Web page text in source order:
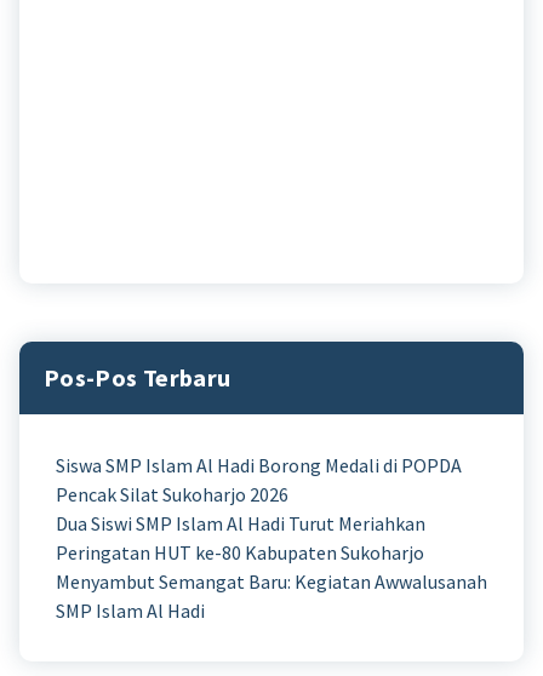
Pos-Pos Terbaru
Siswa SMP Islam Al Hadi Borong Medali di POPDA
Pencak Silat Sukoharjo 2026
Dua Siswi SMP Islam Al Hadi Turut Meriahkan
Peringatan HUT ke-80 Kabupaten Sukoharjo
Menyambut Semangat Baru: Kegiatan Awwalusanah
SMP Islam Al Hadi